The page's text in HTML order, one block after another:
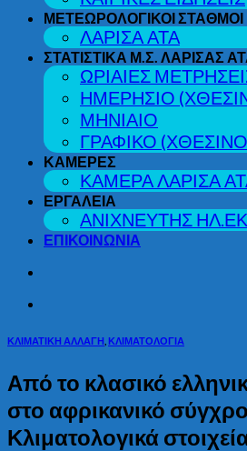
ΜΕΤΕΩΡΟΛΟΓΙΚΟΙ ΣΤΑΘΜΟΙ
ΛΑΡΙΣΑ ΑΤΑ
ΣΤΑΤΙΣΤΙΚΑ Μ.Σ. ΛΑΡΙΣΑΣ
ΩΡΙΑΙΕΣ
ΗΜΕΡΗΣΙΟ
ΜΗΝΙΑΙΟ
ΓΡΑΦΙΚΟ
ΚΑΜΕΡΕΣ
ΚΑΜΕΡΑ ΛΑΡΙΣΑ
ΕΡΓΑΛΕΙΑ
ΑΝΙΧΝΕΥΤΗΣ
ΕΠΙΚΟΙΝΩΝΙΑ
ΚΛΙΜΑΤΙΚΗ ΑΛΛΑΓΗ ΚΛΙΜΑΤΟΛΟΓΙΑ
Από το κλασικό
στο αφρικανικό
Κλιματολογικά